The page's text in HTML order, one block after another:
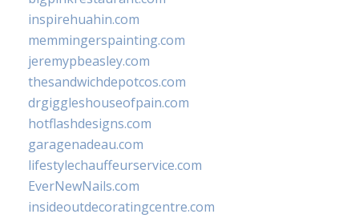
inspirehuahin.com
memmingerspainting.com
jeremypbeasley.com
thesandwichdepotcos.com
drgiggleshouseofpain.com
hotflashdesigns.com
garagenadeau.com
lifestylechauffeurservice.com
EverNewNails.com
insideoutdecoratingcentre.com